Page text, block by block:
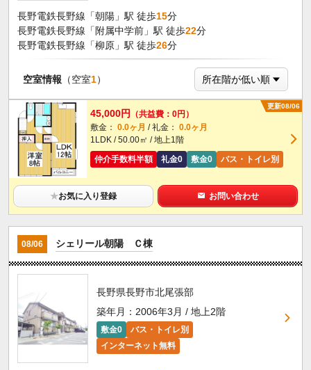
長野電鉄長野線「朝陽」駅 徒歩15分
長野電鉄長野線「附属中学前」駅 徒歩22分
長野電鉄長野線「柳原」駅 徒歩26分
空室情報 （空室1）
更新08/06
45,000円
（共益費：0円）
敷金： 0.0ヶ月 / 礼金： 0.0ヶ月
1LDK / 50.00㎡ / 地上1階
仲介手数料半額
礼金0 敷金0 バス・トイレ別
★お気に入り登録 お問い合わせ
08/06 シェリール朝陽 Ｃ棟
長野県長野市北尾張部
築年月：2006年3月 / 地上2階
敷金0
バス・トイレ別
インターネット無料